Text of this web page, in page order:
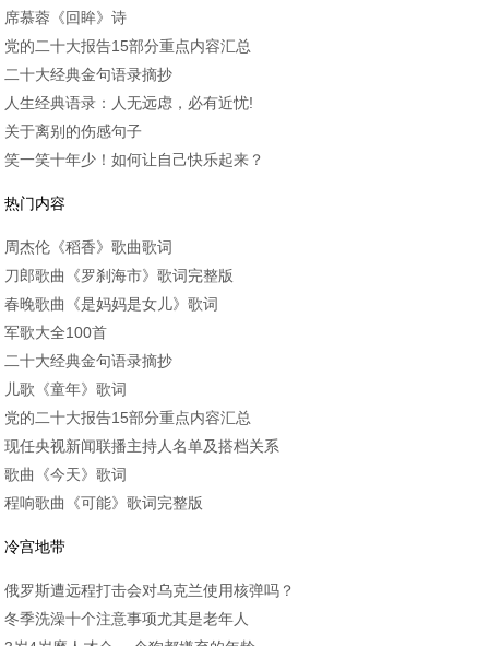
席慕蓉《回眸》诗
党的二十大报告15部分重点内容汇总
二十大经典金句语录摘抄
人生经典语录：人无远虑，必有近忧!
关于离别的伤感句子
笑一笑十年少！如何让自己快乐起来？
热门内容
周杰伦《稻香》歌曲歌词
刀郎歌曲《罗刹海市》歌词完整版
春晚歌曲《是妈妈是女儿》歌词
军歌大全100首
二十大经典金句语录摘抄
儿歌《童年》歌词
党的二十大报告15部分重点内容汇总
现任央视新闻联播主持人名单及搭档关系
歌曲《今天》歌词
程响歌曲《可能》歌词完整版
冷宫地带
俄罗斯遭远程打击会对乌克兰使用核弹吗？
冬季洗澡十个注意事项尤其是老年人